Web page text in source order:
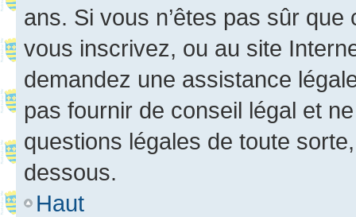
ans. Si vous n’êtes pas sûr
vous inscrivez, ou au site
demandez une assistance
pas fournir de conseil légal et
questions légales de toute
dessous.
Haut